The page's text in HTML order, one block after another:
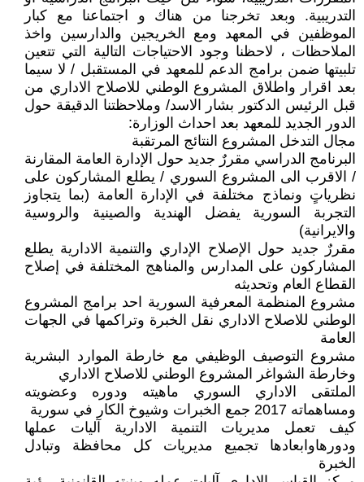
التدريبية. وبعد تخرجنا من هناك و اجتماعنا مع كبار
الموظفين في المعهد ومع الخريجين والدارسين واخذ
الملاحظات ، لاحظنا وجود الاحتياجات التالية التي تتعين
تلبيتها ضمن برامج الدعم للمعهد في المستقبل / لا سيما
بعد اقرار واطلاق المشروع الوطني للاصلاح الاداري من
قبل الرئيس الدكتور بشار الاسد/ وملاحظتنا الدقيقة حول
الدور الجديد للمعهد بعد احداث الوزارة:
مجال التدخل المشروع النتائج المرتقبة
البرنامج الدراسي مقررٌ جديد حول الإدارة العامة المقارنة
/ الاقرب الى المشروع السوري / يطلع المشاركون على
نظرياتٍ ونماذج مختلفة في الإدارة العامة (بما يتجاوز
التجربة السورية يفضل الهندية والصينية والروسية
والايرانية)
مقررٌ جديد حول الإصلاح الإداري والتنمية الادارية يطلع
المشاركون على المدارس والمناهج المختلفة في إصلاح
القطاع العام وتحديثه
مشروع المنظمة المعرفية السورية احد برامج المشروع
الوطني للاصلاح الاداري نقل الخبرة وتراكمها في الجهات
العامة
مشروع التوصيف الوظيفي مع خارطة الموارد البشرية
وخارطة الشواغر المشروع الوطني للاصلاح الاداري
الملتقى الاداري السوري ماهيته ودوره وعضويته
ومساهماته 2017 جمع الخبرات وشيوخ الكار في سورية
كيف تعمل مديريات التنمية الادارية آليات عملها
ودورهاوابعادها تجميع مديريات كل محافظة وتبادل
الخبرة